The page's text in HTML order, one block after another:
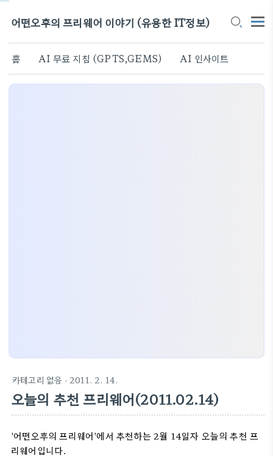
어떤오후의 프리웨어 이야기 (유용한 IT정보)
홈 AI 무료 지침 (GPTS,GEMS) AI 인사이트
카테고리 없음 · 2011. 2. 14.
오늘의 추천 프리웨어(2011.02.14)
'어떤오후의 프리웨어'에서 추천하는 2월 14일자 오늘의 추천 프
리웨어입니다.